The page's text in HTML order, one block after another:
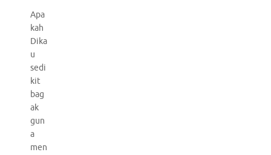
Apa
kah
Dika
u
sedi
kit
bag
ak
gun
a
men